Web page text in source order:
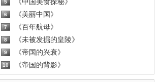
5
6 《美丽中国》
7 《百年航母》
8 《未被发掘的皇陵》
9 《帝国的兴衰》
10 《帝国的背影》